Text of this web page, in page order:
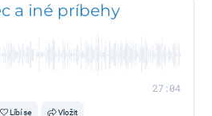
a iné príbehy
27:04
Líbí se Vložit